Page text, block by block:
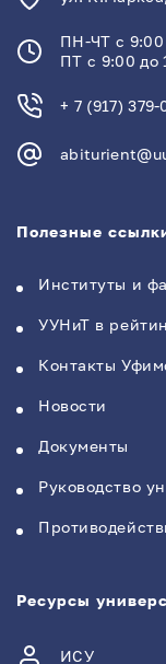
ПН-ЧТ с 9:00
ПТ с 9:00 до
+ 7 (917) 379-
Полезные
Институты и
УУНиТ в
Контакты
Новости
Документы
Руководство
Ресурсы
ИСУ